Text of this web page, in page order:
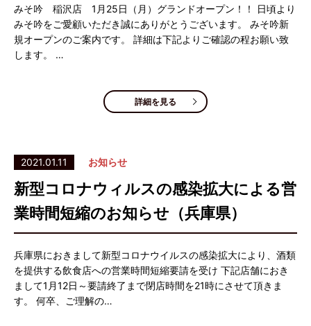
みそ吟 稲沢店 1月25日（月）グランドオープン！！ 日頃より
みそ吟をご愛顧いただき誠にありがとうございます。 みそ吟新
規オープンのご案内です。 詳細は下記よりご確認の程お願い致
します。 …
詳細を見る
2021.01.11 お知らせ
新型コロナウィルスの感染拡大による営
業時間短縮のお知らせ（兵庫県）
兵庫県におきまして新型コロナウイルスの感染拡大により、酒類
を提供する飲食店への営業時間短縮要請を受け 下記店舗におき
まして1月12日～要請終了まで閉店時間を21時にさせて頂きま
す。 何卒、ご理解の…